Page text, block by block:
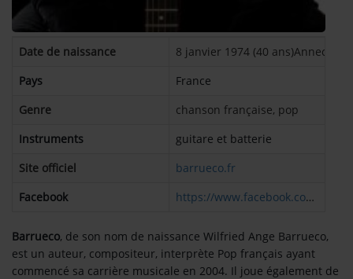
JEUX CONCOURS
Contact
SCOLAIRE
UNE WEBRADIO DANS VOTRE ÉCOLE
Date de naissance
8 janvier 1974 (40 ans)Annecy,
Pays
France
Genre
chanson française, pop
Instruments
guitare et batterie
Site officiel
barrueco.fr
Facebook
https://www.facebook.com/barruec
Barrueco, de son nom de naissance Wilfried Ange Barrueco,
est un auteur, compositeur, interprète Pop français ayant
commencé sa carrière musicale en 2004. Il joue également de